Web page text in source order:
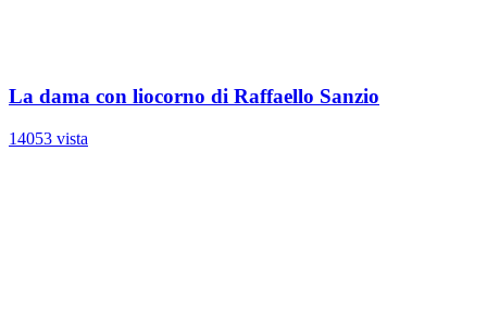
La dama con liocorno di Raffaello Sanzio
14053 vista